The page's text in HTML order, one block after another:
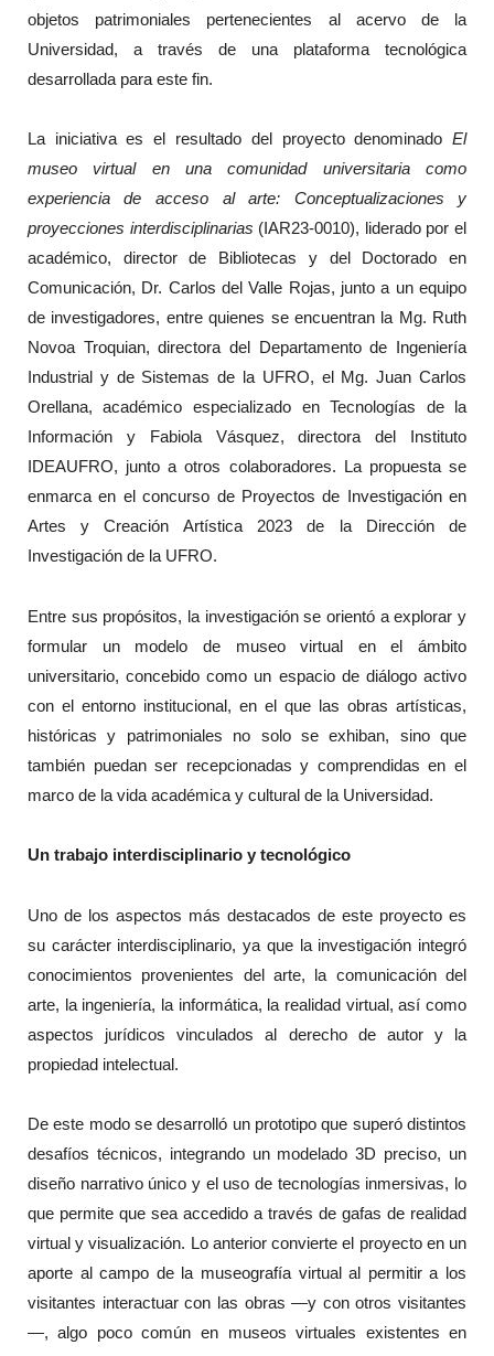
objetos patrimoniales pertenecientes al acervo de la
Universidad, a través de una plataforma tecnológica
desarrollada para este fin.
La iniciativa es el resultado del proyecto denominadoEl
museo virtual en una comunidad universitaria como
experiencia de acceso al arte: Conceptualizaciones y
proyecciones interdisciplinarias (IAR23-0010), liderado por el
académico, director de Bibliotecas y del Doctorado en
Comunicación, Dr. Carlos del Valle Rojas, junto a un equipo
de investigadores, entre quienes se encuentran la Mg. Ruth
Novoa Troquian, directora del Departamento de Ingeniería
Industrial y de Sistemas de la UFRO, el Mg. Juan Carlos
Orellana, académico especializado en Tecnologías de la
Información y Fabiola Vásquez, directora del Instituto
IDEAUFRO, junto a otros colaboradores. La propuesta se
enmarca en el concurso de Proyectos de Investigación en
Artes y Creación Artística 2023 de la Dirección de
Investigación de la UFRO.
Entre sus propósitos, la investigación se orientó a explorar y
formular un modelo de museo virtual en el ámbito
universitario, concebido como un espacio de diálogo activo
con el entorno institucional, en el que las obras artísticas,
históricas y patrimoniales no solo se exhiban, sino que
también puedan ser recepcionadas y comprendidas en el
marco de la vida académica y cultural de la Universidad.
Un trabajo interdisciplinario y tecnológico
Uno de los aspectos más destacados de este proyecto es
su carácter interdisciplinario, ya que la investigación integró
conocimientos provenientes del arte, la comunicación del
arte, la ingeniería, la informática, la realidad virtual, así como
aspectos jurídicos vinculados al derecho de autor y la
propiedad intelectual.
De este modo se desarrolló un prototipo que superó distintos
desafíos técnicos, integrando un modelado 3D preciso, un
diseño narrativo único y el uso de tecnologías inmersivas, lo
que permite que sea accedido a través de gafas de realidad
virtual y visualización. Lo anterior convierte el proyecto en un
aporte al campo de la museografía virtual al permitir a los
visitantes interactuar con las obras —y con otros visitantes
—, algo poco común en museos virtuales existentes en